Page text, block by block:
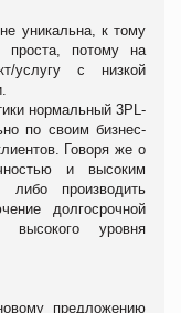
уникальна, к тому
проста, потому на
услугу с низкой
нормальный 3PL-
по своим бизнес-
Говоря же о
и высоким
производить
долгосрочной
уровня
предложению